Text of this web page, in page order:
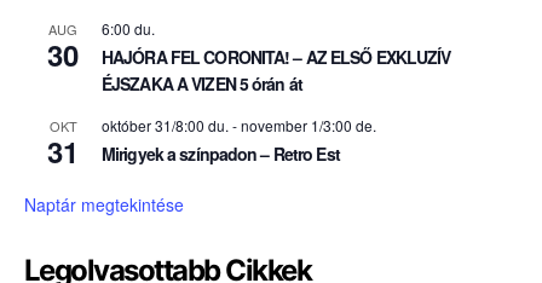
AUG
30
6:00 du.
HAJÓRA FEL CORONITA! – AZ ELSŐ EXKLUZÍV
ÉJSZAKA A VIZEN 5 órán át
OKT
31
október 31/8:00 du. -november 1/3:00 de.
Mirigyek a színpadon – Retro Est
Naptár megtekintése
Legolvasottabb Cikkek